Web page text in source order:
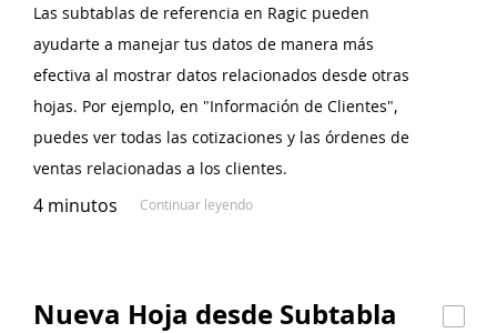
Las subtablas de referencia en Ragic pueden
ayudarte a manejar tus datos de manera más
efectiva al mostrar datos relacionados desde otras
hojas. Por ejemplo, en "Información de Clientes",
puedes ver todas las cotizaciones y las órdenes de
ventas relacionadas a los clientes.
4 minutos Continuar leyendo
Nueva Hoja desde Subtabla